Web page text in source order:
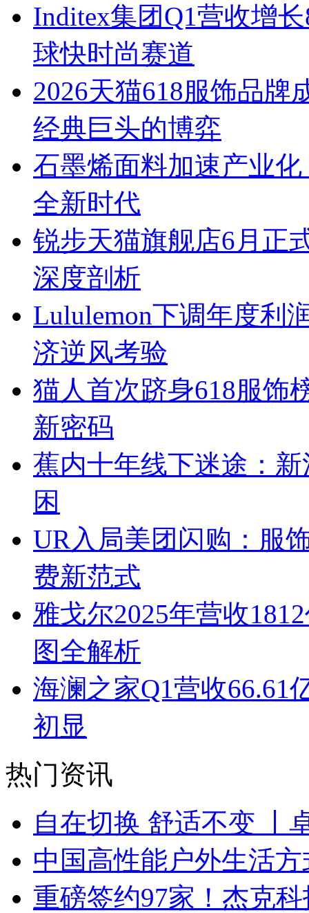
Inditex集团Q1营收增
球快时尚赛道
2026天猫618服饰品牌
经典巨头的博弈
石墨烯面料加速产业
全新时代
锐步天猫旗舰店6月正
深度剖析
Lululemon下调年度利
济逆风考验
猫人首次跻身618服饰
新密码
蕉内十年线下迷途：
困
UR入局美团闪购：服
费新范式
雅戈尔2025年营收
图全解析
海澜之家Q1营收66.61
初显
热门资讯
自在切换 舒适不变 丨
中国高性能户外生活
重磅签约97家！杰克